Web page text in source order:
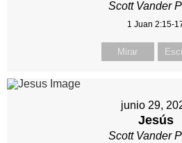
Scott Vander
1 Juan 2:15-
Mirar
junio 29,
Jesús
Scott Vander